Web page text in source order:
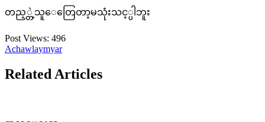
တည့္တဲ့သူေတြေတာ့မသုံးသင့္ပါဘူး
Post Views: 496
Achawlaymyar
Related Articles